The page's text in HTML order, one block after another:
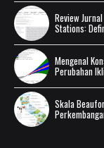
Review
Stations:
Mengenal
Perubahan
Skala